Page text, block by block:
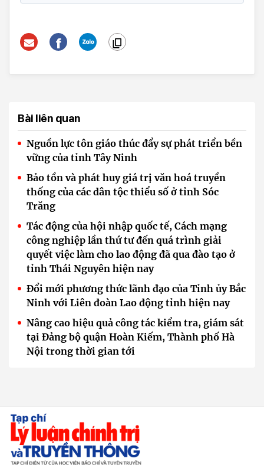
Bài liên quan
Nguồn lực tôn giáo thúc đẩy sự phát triển bền
vững của tỉnh Tây Ninh
Bảo tồn và phát huy giá trị văn hoá truyền
thống của các dân tộc thiểu số ở tỉnh Sóc
Trăng
Tác động của hội nhập quốc tế, Cách mạng
công nghiệp lần thứ tư đến quá trình giải
quyết việc làm cho lao động đã qua đào tạo ở
tỉnh Thái Nguyên hiện nay
Đổi mới phương thức lãnh đạo của Tỉnh ủy Bắc
Ninh với Liên đoàn Lao động tỉnh hiện nay
Nâng cao hiệu quả công tác kiểm tra, giám sát
tại Đảng bộ quận Hoàn Kiếm, Thành phố Hà
Nội trong thời gian tới